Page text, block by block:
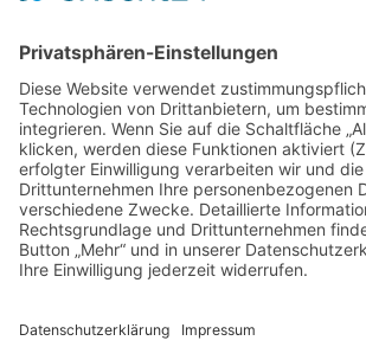
DIE LINKE. Schwalm-Eder
Steingasse 5
34613 Schwalmstadt
Tel.06691 8077899
info@die-linke-schwalm-eder.de
Gesetzliches
Impressum